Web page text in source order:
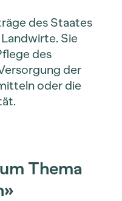
des Staates
Sie
des
der
oder die
Thema